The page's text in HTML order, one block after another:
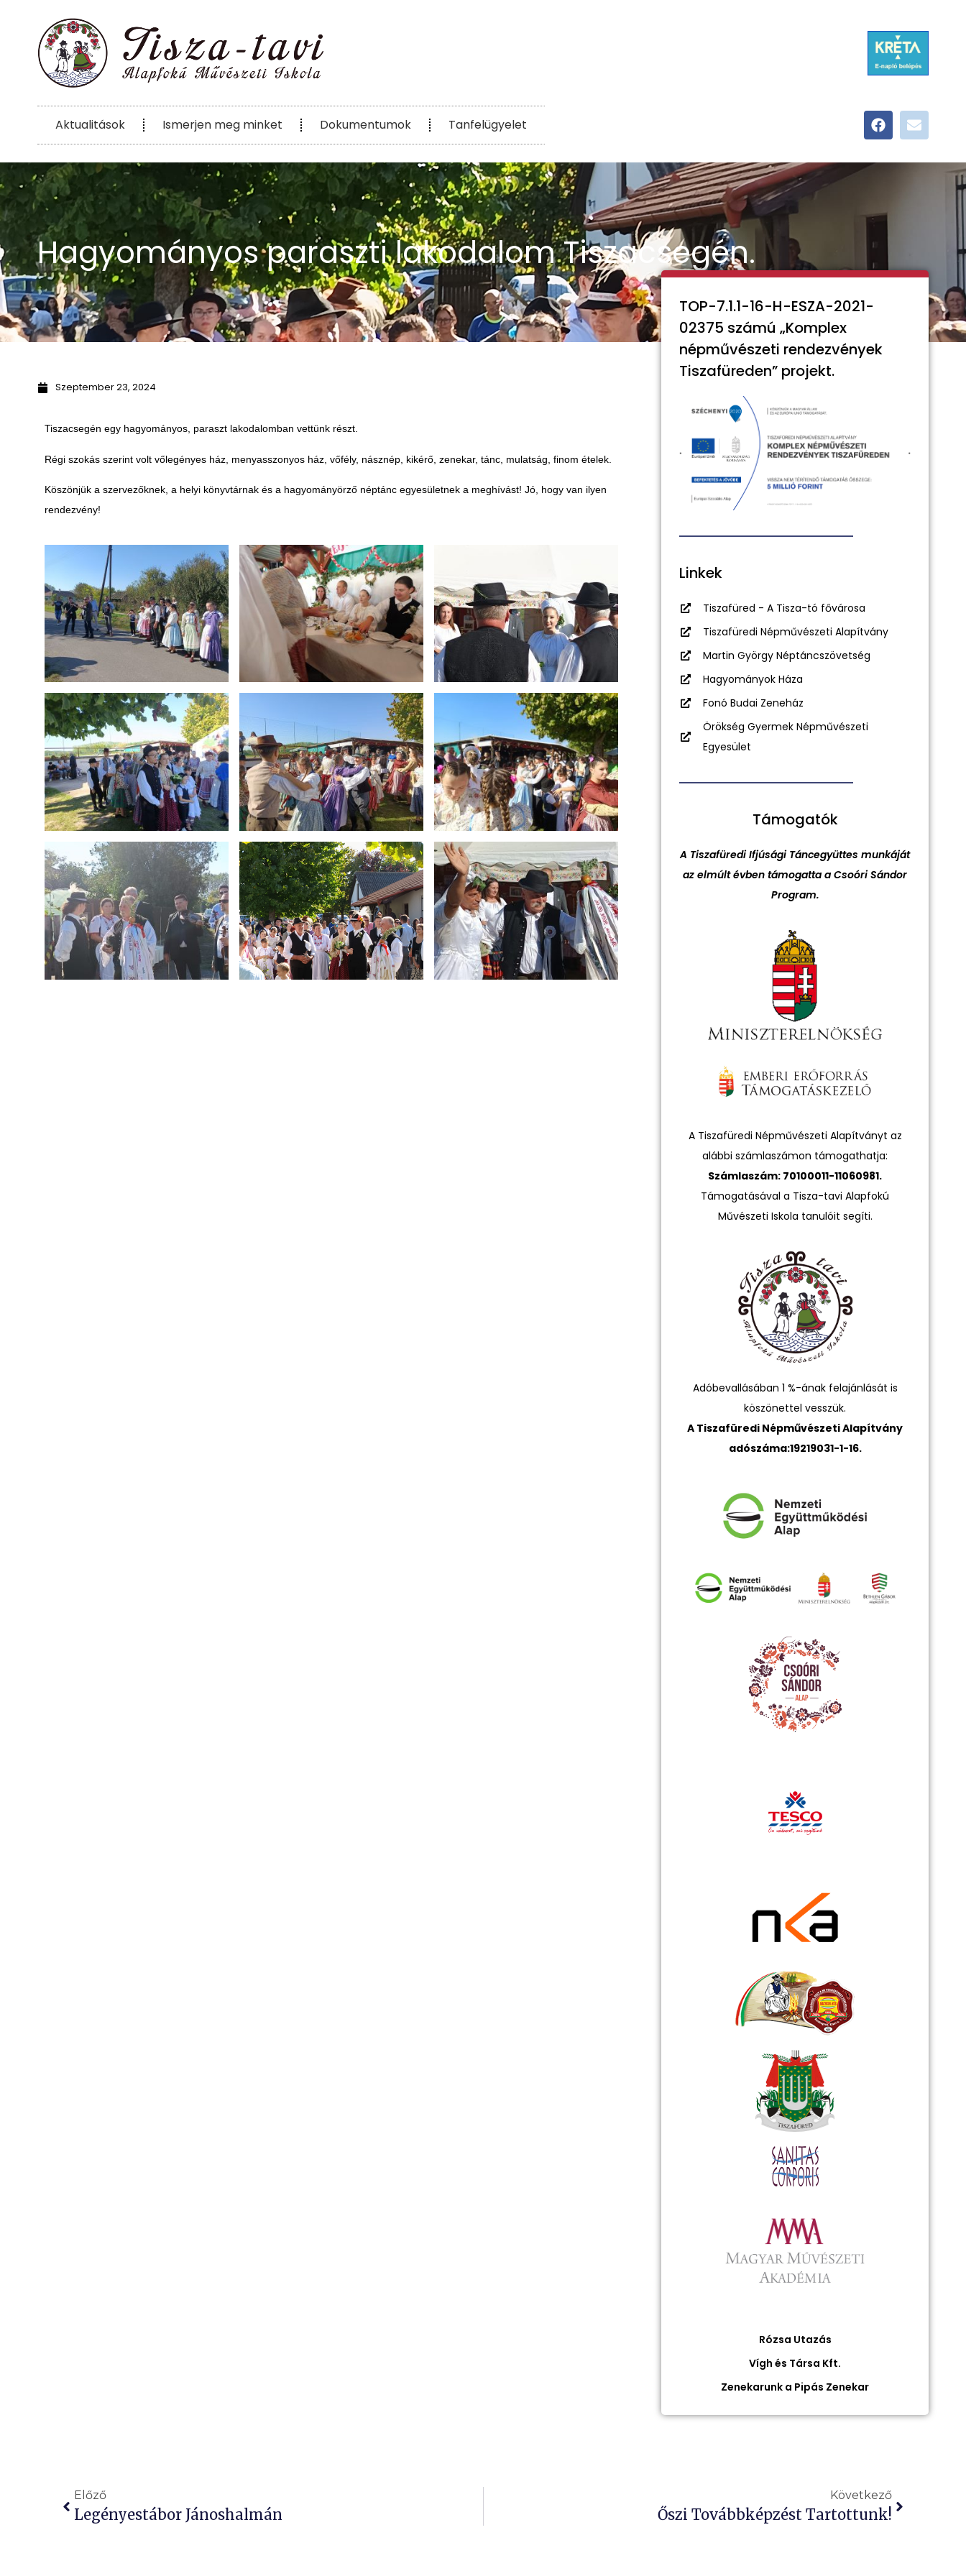
Aktualitások Ismerjen meg minket Dokumentumok Tanfelügyelet
Hagyományos paraszti lakodalom Tiszacsegén.
Szeptember 23, 2024
Tiszacsegén egy hagyományos, paraszt lakodalomban vettünk részt.
Régi szokás szerint volt vőlegényes ház, menyasszonyos ház, vőfély, násznép, kikérő, zenekar, tánc, mulatság, finom ételek.
Köszönjük a szervezőknek, a helyi könyvtárnak és a hagyományörző néptánc egyesületnek a meghívást! Jó, hogy van ilyen
rendezvény!
TOP-7.1.1-16-H-ESZA-2021-
02375 számú „Komplex
népművészeti rendezvények
Tiszafüreden” projekt.
Linkek
Tiszafüred - A Tisza-tó fővárosa
Tiszafüredi Népművészeti Alapítvány
Martin György Néptáncszövetség
Hagyományok Háza
Fonó Budai Zeneház
Örökség Gyermek Népművészeti
Egyesület
Támogatók
A Tiszafüredi Ifjúsági Táncegyüttes munkáját
az elmúlt évben támogatta a Csoóri Sándor
Program.
A Tiszafüredi Népművészeti Alapítványt az
alábbi számlaszámon támogathatja:
Számlaszám: 70100011-11060981.
Támogatásával a Tisza-tavi Alapfokú
Művészeti Iskola tanulóit segíti.
Adóbevallásában 1 %-ának felajánlását is
köszönettel vesszük.
A Tiszafüredi Népművészeti Alapítvány
adószáma:19219031-1-16.
Rózsa Utazás
Vígh és Társa Kft.
Zenekarunk a Pipás Zenekar
Előző
Legényestábor Jánoshalmán
Következő
Őszi Továbbképzést Tartottunk!